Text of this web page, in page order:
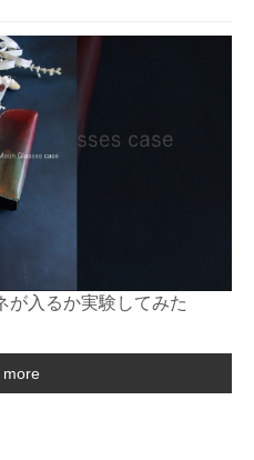
が入るか実験してみた
more